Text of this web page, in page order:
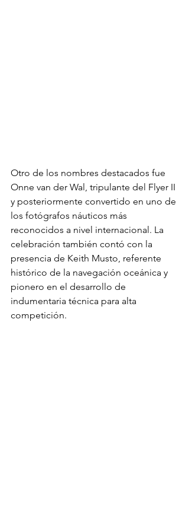
Otro de los nombres destacados fue
Onne van der Wal, tripulante del Flyer II
y posteriormente convertido en uno de
los fotógrafos náuticos más
reconocidos a nivel internacional. La
celebración también contó con la
presencia de Keith Musto, referente
histórico de la navegación oceánica y
pionero en el desarrollo de
indumentaria técnica para alta
competición.